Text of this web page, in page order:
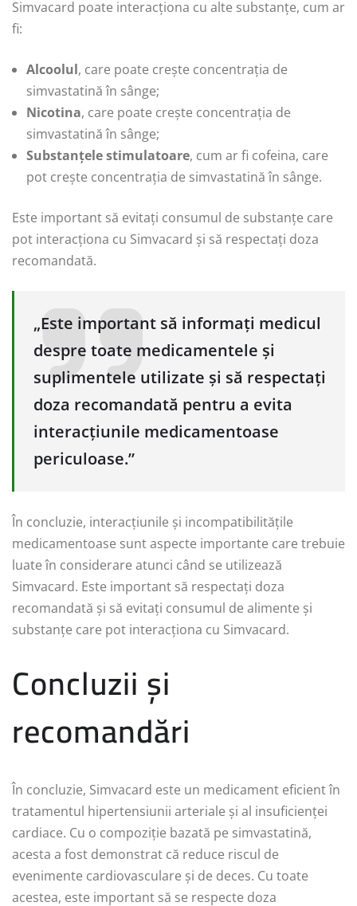
Simvacard poate interacționa cu alte substanțe, cum ar
fi:
Alcoolul, care poate crește concentrația de
simvastatină în sânge;
Nicotina, care poate crește concentrația de
simvastatină în sânge;
Substanțele stimulatoare, cum ar fi cofeina, care
pot crește concentrația de simvastatină în sânge.
Este important să evitați consumul de substanțe care
pot interacționa cu Simvacard și să respectați doza
recomandată.
„Este important să informați medicul
despre toate medicamentele și
suplimentele utilizate și să respectați
doza recomandată pentru a evita
interacțiunile medicamentoase
periculoase.”
În concluzie, interacțiunile și incompatibilitățile
medicamentoase sunt aspecte importante care trebuie
luate în considerare atunci când se utilizează
Simvacard. Este important să respectați doza
recomandată și să evitați consumul de alimente și
substanțe care pot interacționa cu Simvacard.
Concluzii și
recomandări
În concluzie, Simvacard este un medicament eficient în
tratamentul hipertensiunii arteriale și al insuficienței
cardiace. Cu o compoziție bazată pe simvastatină,
acesta a fost demonstrat că reduce riscul de
evenimente cardiovasculare și de deces. Cu toate
acestea, este important să se respecte doza